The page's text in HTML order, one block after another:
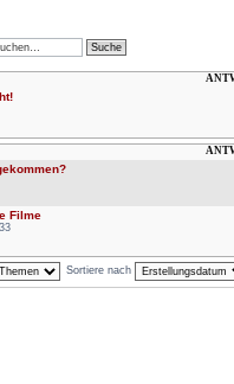
Filme
Sortiere nach